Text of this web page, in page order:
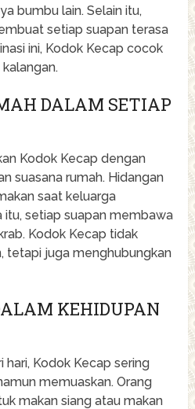
bumbu lain. Selain itu,
setiap suapan terasa
ini, Kodok Kecap cocok
DALAM SETIAP
Kodok Kecap dengan
suasana rumah. Hidangan
saat keluarga
itu, setiap suapan membawa
Kodok Kecap tidak
tetapi juga menghubungkan
KEHIDUPAN
hari, Kodok Kecap sering
memuaskan. Orang
makan siang atau makan